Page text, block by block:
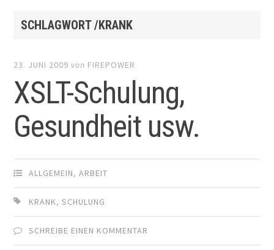
SCHLAGWORT /KRANK
23. JUNI 2009 von FIREPOWER
XSLT-Schulung,
Gesundheit usw.
ALLGEMEIN,ARBEIT
KRANK,SCHULUNG
SCHREIBE EINEN KOMMENTAR